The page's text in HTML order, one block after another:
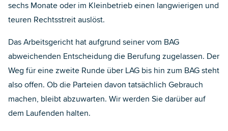
sechs Monate oder im Kleinbetrieb einen langwierigen und
teuren Rechtsstreit auslöst.
Das Arbeitsgericht hat aufgrund seiner vom BAG
abweichenden Entscheidung die Berufung zugelassen. Der
Weg für eine zweite Runde über LAG bis hin zum BAG steht
also offen. Ob die Parteien davon tatsächlich Gebrauch
machen, bleibt abzuwarten. Wir werden Sie darüber auf
dem Laufenden halten.